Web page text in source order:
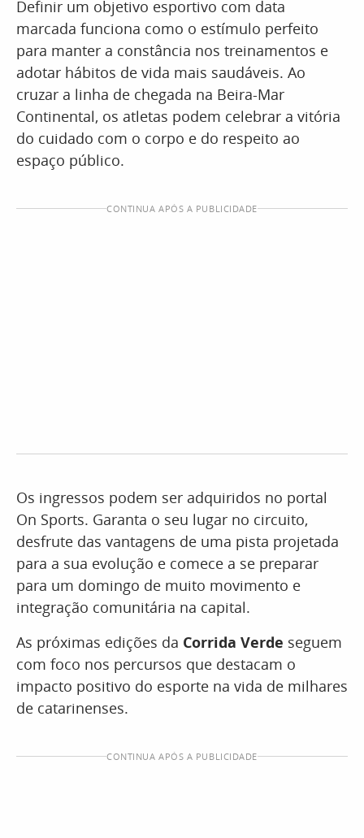
Definir um objetivo esportivo com data
marcada funciona como o estímulo perfeito
para manter a constância nos treinamentos e
adotar hábitos de vida mais saudáveis. Ao
cruzar a linha de chegada na Beira-Mar
Continental, os atletas podem celebrar a vitória
do cuidado com o corpo e do respeito ao
espaço público.
CONTINUA APÓS A PUBLICIDADE
Os ingressos podem ser adquiridos no portal
On Sports. Garanta o seu lugar no circuito,
desfrute das vantagens de uma pista projetada
para a sua evolução e comece a se preparar
para um domingo de muito movimento e
integração comunitária na capital.
As próximas edições da Corrida Verde seguem
com foco nos percursos que destacam o
impacto positivo do esporte na vida de milhares
de catarinenses.
CONTINUA APÓS A PUBLICIDADE